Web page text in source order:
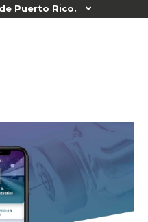
Puerto Rico. 